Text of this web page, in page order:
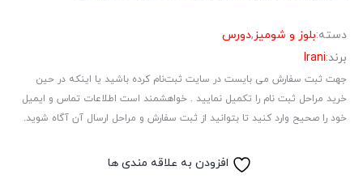
دسته:بلوز و شومیز,دورس
برند:Irani
جهت ثبت سفارش می بایست در سایت ثبت‌نام کرده باشید یا اینکه در حین
خرید مراحل ثبت نام را تکمیل نمایید . خواهشمند است اطلاعات تماس و ایمیل
خود را صحیح وارد کنید تا بتوانید از ثبت سفارش و مراحل ارسال آن آگاه شوید.
افزودن به علاقه مندی ها